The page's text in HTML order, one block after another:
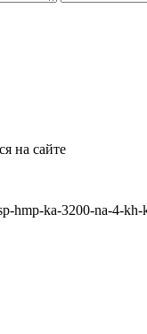
на сайте
ka-3200-na-4-